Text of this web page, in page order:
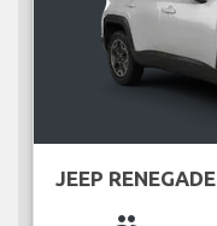
JEEP RENEGADE